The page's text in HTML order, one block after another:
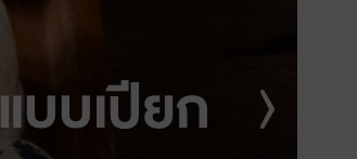
บบเปียก